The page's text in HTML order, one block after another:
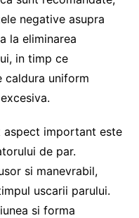
negative asupra
la eliminarea
in timp ce
caldura uniform
aspect important este
de par.
si manevrabil,
uscarii parului.
si forma